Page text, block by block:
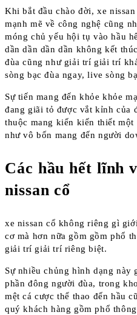
Khi bắt đầu chào đời, xe
mạnh mẽ về công nghệ cũng
móng chủ yếu hội tụ vào hầu
dần dần dần dần không kết
đùa cũng như giải trí giải trí
sòng bạc đùa ngay, live sòng
Sự tiến mang đến khỏe khỏe
đang giãi tỏ được vắt kỉnh của
thuộc mang kiến kiến thiết
như vô bốn mang đến người
Các hầu hết lĩnh
nissan cổ
xe nissan cổ không riêng gì
cơ mà hơn nữa gồm gồm phổ
giải trí giải trí riêng biệt.
Sự nhiều chủng hình dạng này
phần đông người đùa, trong
mệt cá cược thể thao đến hầu
quý khách hàng gồm phổ